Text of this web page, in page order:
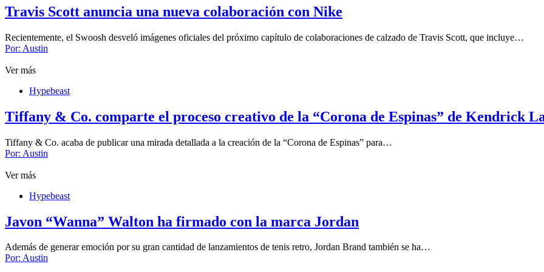
Travis Scott anuncia una nueva colaboración con Nike
Recientemente, el Swoosh desveló imágenes oficiales del próximo capítulo de colaboraciones de calzado de Travis Scott, que incluye…
Por: Austin
Ver más
Hypebeast
Tiffany & Co. comparte el proceso creativo de la “Corona de Espinas” de Kendrick
Tiffany & Co. acaba de publicar una mirada detallada a la creación de la “Corona de Espinas” para…
Por: Austin
Ver más
Hypebeast
Javon “Wanna” Walton ha firmado con la marca Jordan
Además de generar emoción por su gran cantidad de lanzamientos de tenis retro, Jordan Brand también se ha…
Por: Austin